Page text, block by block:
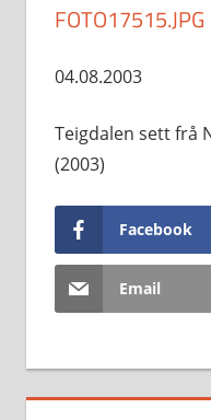
FOTO17515.JPG
04.08.2003
Teigdalen sett frå
(2003)
Facebook
Email